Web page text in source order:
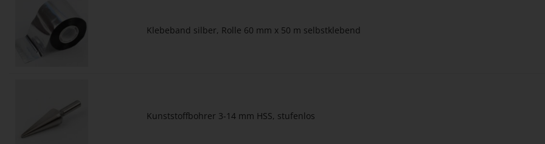
Klebeband silber, Rolle 60 mm x 50 m selbstklebend
Kunststoffbohrer 3-14 mm HSS, stufenlos